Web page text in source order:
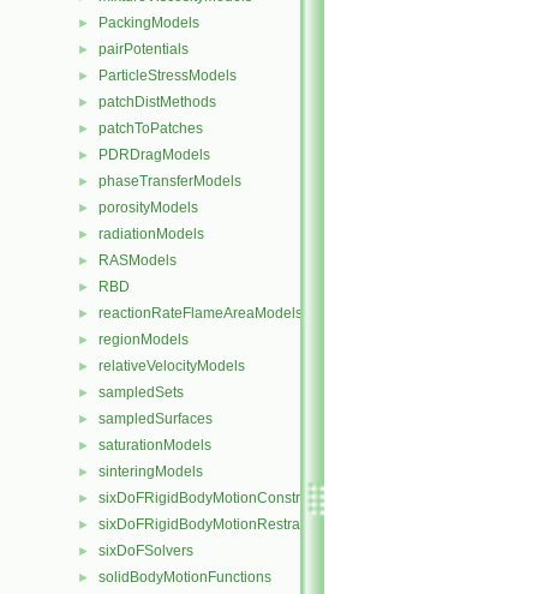
► PackingModels
► pairPotentials
► ParticleStressModels
► patchDistMethods
► patchToPatches
► PDRDragModels
► phaseTransferModels
► porosityModels
► radiationModels
► RASModels
► RBD
► reactionRateFlameAreaModels
► regionModels
► relativeVelocityModels
► sampledSets
► sampledSurfaces
► saturationModels
► sinteringModels
► sixDoFRigidBodyMotionConstraints
► sixDoFRigidBodyMotionRestraints
► sixDoFSolvers
► solidBodyMotionFunctions